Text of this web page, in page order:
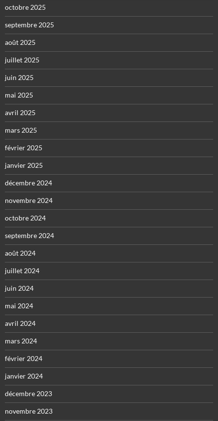
octobre 2025
septembre 2025
août 2025
juillet 2025
juin 2025
mai 2025
avril 2025
mars 2025
février 2025
janvier 2025
décembre 2024
novembre 2024
octobre 2024
septembre 2024
août 2024
juillet 2024
juin 2024
mai 2024
avril 2024
mars 2024
février 2024
janvier 2024
décembre 2023
novembre 2023